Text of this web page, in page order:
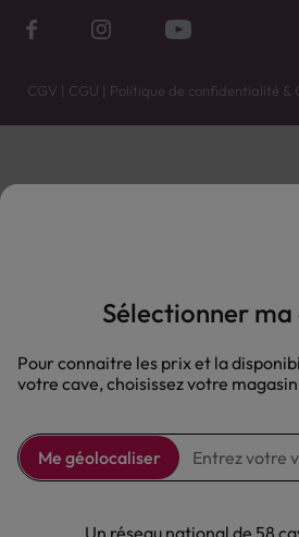
CGV | CGU | Politique de confidentialité &
Vente uniquement en caves. Contactez votre
L'ABUS D'ALCOOL EST DANGEREUX POUR LA SANTÉ,
Sélectionner ma
Pour connaitre les prix et la
votre cave, choisissez votre
Me géolocaliser
Un réseau national de 58